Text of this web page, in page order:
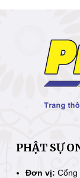
PHẬT SỰ
Đơn vị: Cổng